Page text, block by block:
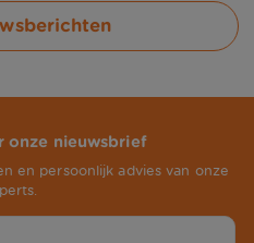
onze nieuwsbrief
en persoonlijk advies van onze